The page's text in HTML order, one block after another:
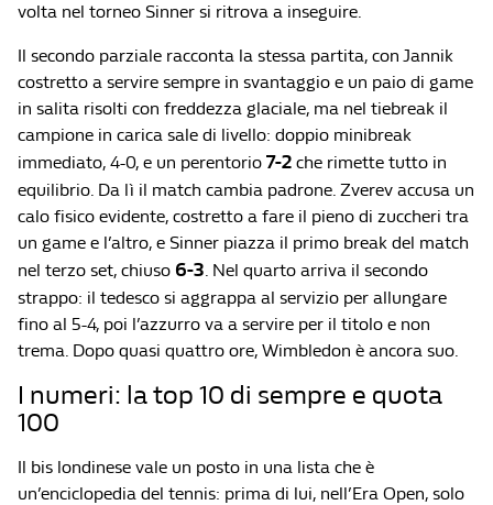
volta nel torneo Sinner si ritrova a inseguire.
Il secondo parziale racconta la stessa partita, con Jannik
costretto a servire sempre in svantaggio e un paio di game
in salita risolti con freddezza glaciale, ma nel tiebreak il
campione in carica sale di livello: doppio minibreak
immediato, 4-0, e un perentorio 7-2 che rimette tutto in
equilibrio. Da lì il match cambia padrone. Zverev accusa un
calo fisico evidente, costretto a fare il pieno di zuccheri tra
un game e l’altro, e Sinner piazza il primo break del match
nel terzo set, chiuso 6-3. Nel quarto arriva il secondo
strappo: il tedesco si aggrappa al servizio per allungare
fino al 5-4, poi l’azzurro va a servire per il titolo e non
trema. Dopo quasi quattro ore, Wimbledon è ancora suo.
I numeri: la top 10 di sempre e quota
100
Il bis londinese vale un posto in una lista che è
un’enciclopedia del tennis: prima di lui, nell’Era Open, solo